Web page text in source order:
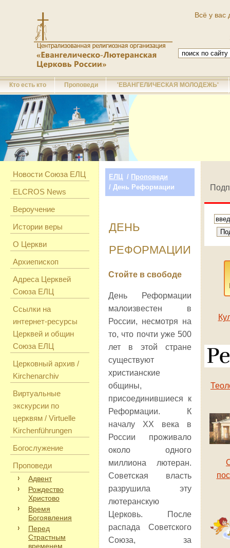
Всё у вас
Кто есть кто Проповеди 'ЕВАНГЕЛИЧЕСКАЯ МОЛОДЕЖЬ'
Новости Союза ЕЛЦ
ELCROS News
Вероучение
Истории веры
О Церкви
Архиепископ
Адреса Церквей
Союза ЕЛЦ
Ссылки на
интернет-ресурсы
Церквей и общин
Союза ЕЛЦ
Церковный архив /
Kirchenarchiv
Виртуальные
экскурсии по
церквям / Virtuelle
Kirchenführungen
Богослужение
Проповеди
Адвент
Рождество
Христово
Время
Богоявления
Перед
Страстным
временем
ЕЛЦ / Проповеди
/ День Реформации
ДЕНЬ
РЕФОРМАЦИИ
Стойте в свободе
День Реформации
малоизвестен в
России, несмотря на
то, что почти уже 500
лет в этой стране
существуют
христианские
общины,
присоединившиеся к
Реформации. К
началу XX века в
России проживало
около одного
миллиона лютеран.
Советская власть
разрушила эту
лютеранскую
Церковь. После
распада Советского
Союза, за